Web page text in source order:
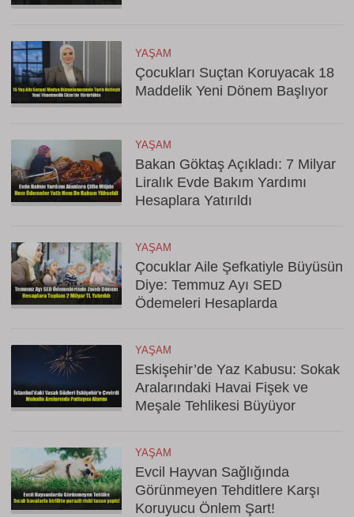
YAŞAM
Çocukları Suçtan Koruyacak 18
Maddelik Yeni Dönem Başlıyor
YAŞAM
Bakan Göktaş Açıkladı: 7 Milyar
Liralık Evde Bakım Yardımı
Hesaplara Yatırıldı
YAŞAM
Çocuklar Aile Şefkatiyle Büyüsün
Diye: Temmuz Ayı SED
Ödemeleri Hesaplarda
YAŞAM
Eskişehir’de Yaz Kabusu: Sokak
Aralarındaki Havai Fişek ve
Meşale Tehlikesi Büyüyor
YAŞAM
Evcil Hayvan Sağlığında
Görünmeyen Tehditlere Karşı
Koruyucu Önlem Şart!